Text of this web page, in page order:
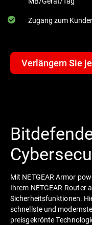
Zugang zum
Verlängern Sie
Mit NETGEAR Armor
Ihrem NETGEAR-
Sicherheitsfunktionen.
schnellste und
preisgekrönte